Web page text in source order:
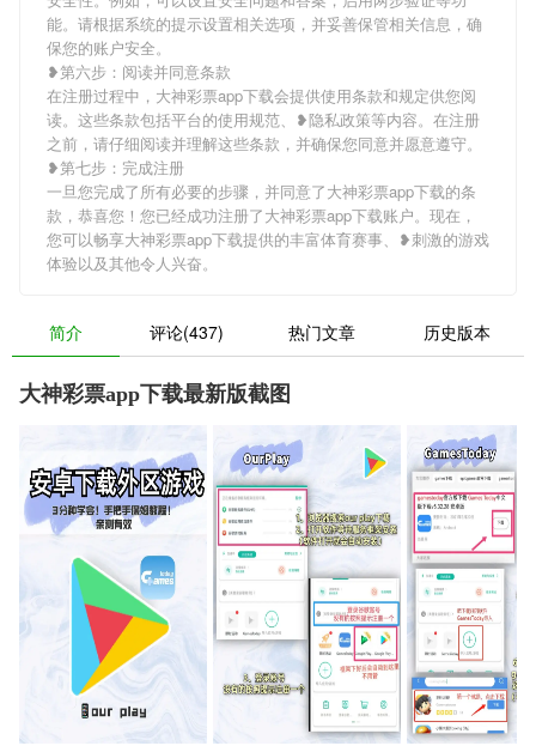
能。请根据系统的提示设置相关选项，并妥善保管相关信息，确
保您的账户安全。
❥第六步：阅读并同意条款
在注册过程中，大神彩票app下载会提供使用条款和规定供您阅
读。这些条款包括平台的使用规范、❥隐私政策等内容。在注册
之前，请仔细阅读并理解这些条款，并确保您同意并愿意遵守。
❥第七步：完成注册
一旦您完成了所有必要的步骤，并同意了大神彩票app下载的条
款，恭喜您！您已经成功注册了大神彩票app下载账户。现在，
您可以畅享大神彩票app下载提供的丰富体育赛事、❥刺激的游戏
体验以及其他令人兴奋。
简介 评论(437) 热门文章 历史版本
大神彩票app下载最新版截图